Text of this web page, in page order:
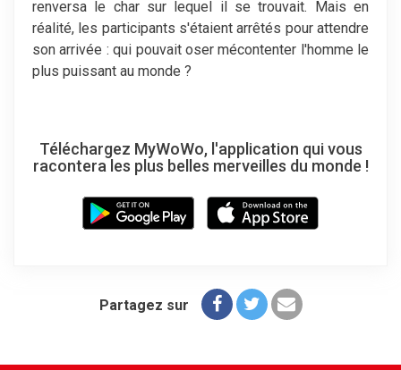
renversa le char sur lequel il se trouvait. Mais en
réalité, les participants s'étaient arrêtés pour attendre
son arrivée : qui pouvait oser mécontenter l'homme le
plus puissant au monde ?
Téléchargez MyWoWo, l'application qui vous
racontera les plus belles merveilles du monde !
Partagez sur